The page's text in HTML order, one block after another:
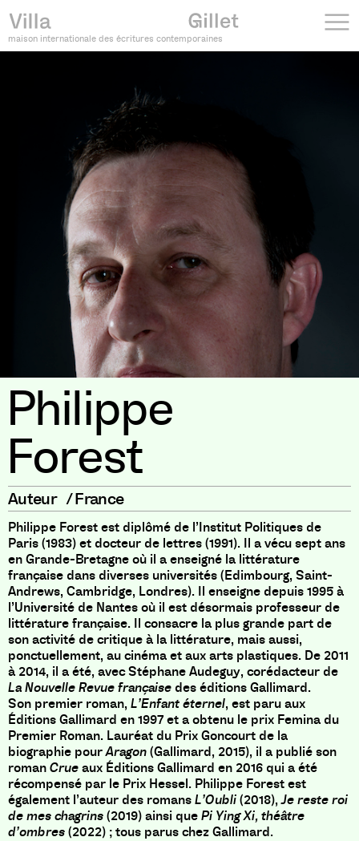
maison internationale des écritures contemporaines
Philippe
Forest
Auteur /France
Philippe Forest est diplômé de l’Institut Politiques de
Paris (1983) et docteur de lettres (1991). Il a vécu sept ans
en Grande-Bretagne où il a enseigné la littérature
française dans diverses universités (Edimbourg, Saint-
Andrews, Cambridge, Londres). Il enseigne depuis 1995 à
l’Université de Nantes où il est désormais professeur de
littérature française. Il consacre la plus grande part de
son activité de critique à la littérature, mais aussi,
ponctuellement, au cinéma et aux arts plastiques. De 2011
à 2014, il a été, avec Stéphane Audeguy, corédacteur de
La Nouvelle Revue française des éditions Gallimard.
Son premier roman,L’Enfant éternel, est paru aux
Éditions Gallimard en 1997 et a obtenu le prix Femina du
Premier Roman. Lauréat du Prix Goncourt de la
biographie pourAragon(Gallimard, 2015), il a publié son
romanCrueaux Éditions Gallimard en 2016 qui a été
récompensé par le Prix Hessel. Philippe Forest est
également l’auteur des romansL’Oubli(2018),Je reste roi
de mes chagrins(2019) ainsi quePi Ying Xi, théâtre
d’ombres(2022) ; tous parus chez Gallimard.